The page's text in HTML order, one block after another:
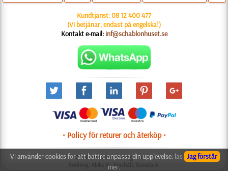
Kundtjänst:08 12 400 477
(Vi betjänar, endast på engelska!)
Kontakt e-mail: inf@schablonhuset.se
• Policy för returer och återköp •
© 2006-2025 Utformning: Natali M.
Kodning: Aleks K.; Innehåll: Konsta A.
Jag förstår
Vi använder cookies för att bättre anpassa din upplevelse: läs
mer.